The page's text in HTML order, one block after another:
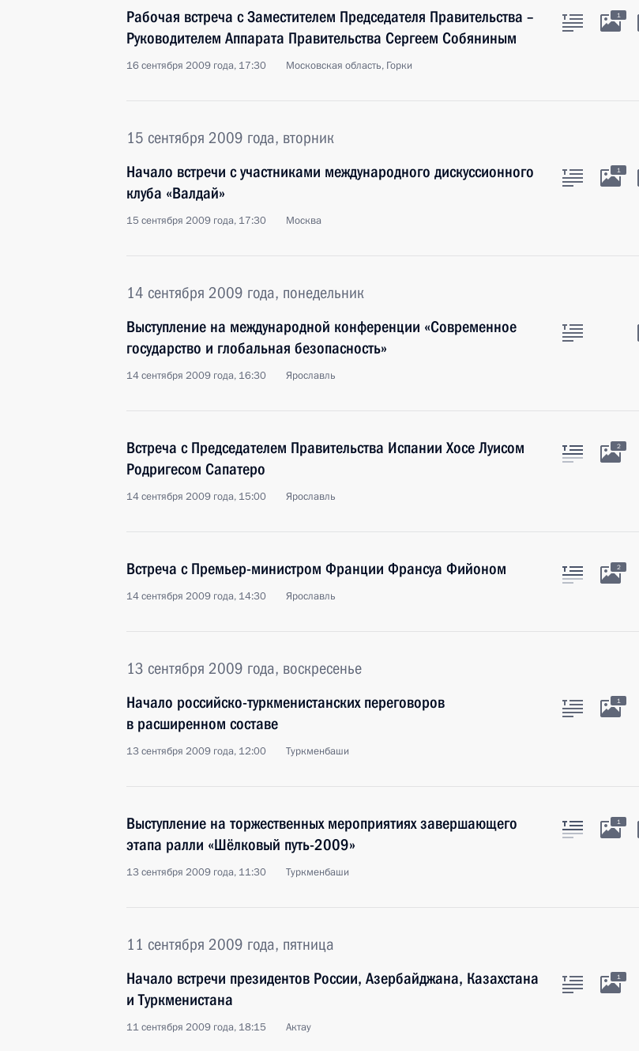
Рабочая встреча с Заместителем Председателя Правительства –
Руководителем Аппарата Правительства Сергеем Собяниным
16 сентября 2009 года, 17:30 Московская область, Горки
1
15 сентября 2009 года, вторник
Начало встречи с участниками международного дискуссионного
клуба «Валдай»
15 сентября 2009 года, 17:30 Москва
1
14 сентября 2009 года, понедельник
Выступление на международной конференции «Современное
государство и глобальная безопасность»
14 сентября 2009 года, 16:30 Ярославль
Встреча с Председателем Правительства Испании Хосе Луисом
Родригесом Сапатеро
14 сентября 2009 года, 15:00 Ярославль
2
Встреча с Премьер-министром Франции Франсуа Фийоном
14 сентября 2009 года, 14:30 Ярославль
2
13 сентября 2009 года, воскресенье
Начало российско-туркменистанских переговоров
в расширенном составе
13 сентября 2009 года, 12:00 Туркменбаши
1
Выступление на торжественных мероприятиях завершающего
этапа ралли «Шёлковый путь-2009»
13 сентября 2009 года, 11:30 Туркменбаши
1
11 сентября 2009 года, пятница
Начало встречи президентов России, Азербайджана, Казахстана
и Туркменистана
11 сентября 2009 года, 18:15 Актау
1